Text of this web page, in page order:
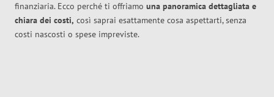
finanziaria. Ecco perché ti offriamo una panoramica dettagliata e
chiara dei costi, così saprai esattamente cosa aspettarti, senza
costi nascosti o spese impreviste.